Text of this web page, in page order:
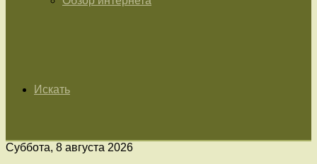
Искать
Суббота, 8 августа 2026